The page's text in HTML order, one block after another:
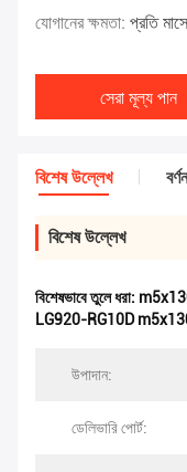
যোগানের ক্ষমতা: প্রতি
সেরা মূল্য পান
বিশেষ উল্লেখ
বিশেষ উল্লেখ
বিশেষভাবে তুলে ধরা:
LG920-RG10D
উপাদান:
ডেলিভারি পোর্ট: